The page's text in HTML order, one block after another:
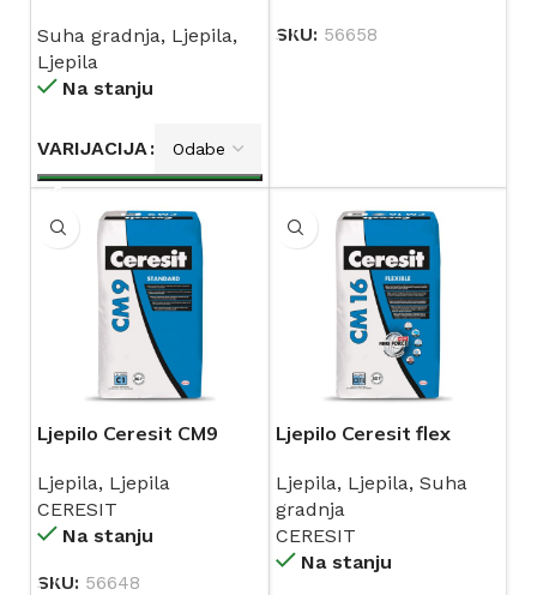
Suha gradnja, Ljepila,
Ljepila
Na stanju
VARIJACIJA
SKU: 56658
Ljepilo Ceresit CM9
Ljepila, Ljepila
CERESIT
Na stanju
SKU: 56648
Ljepilo Ceresit flex
Ljepila, Ljepila, Suha
gradnja
CERESIT
Na stanju